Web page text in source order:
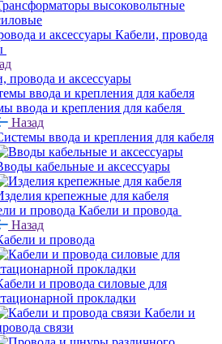
высоковольтные
Кабели, провода
провода и аксессуары
ввода и крепления для кабеля
Назад
ввода и крепления для кабеля
кабельные и аксессуары
крепежные для кабеля
Кабели и провода
Назад
и провода
и провода силовые для
прокладки
Кабели и
связи